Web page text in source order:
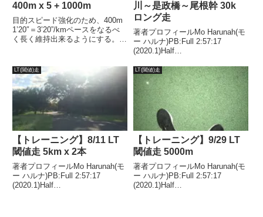
400m x 5 + 1000m
目的スピード強化のため、400m
1’20″＝3’20”/kmペースをなるべ
く長く維持出来るようにする。タ
60％風 南2.4ｍ結果都の緊急
事態宣言も解除され...
川～是政橋～尾根幹 30k
ロング走
著者プロフィールMo Harunah(モ
ー ハルナ)PB:Full 2:57:17
(2020.1)Half
50代サブスリー達成。週末ラ
ン。ロング走多摩川～是政橋～尾
根幹 30k 気温25...
LT(閾値)走
【トレーニング】8/11 LT
閾値走 5km x 2本
著者プロフィールMo Harunah(モ
ー ハルナ)PB:Full 2:57:17
(2020.1)Half
LT(閾値)走
【トレーニング】9/29 LT
閾値走 5000m
著者プロフィールMo Harunah(モ
ー ハルナ)PB:Full 2:57:17
(2020.1)Half